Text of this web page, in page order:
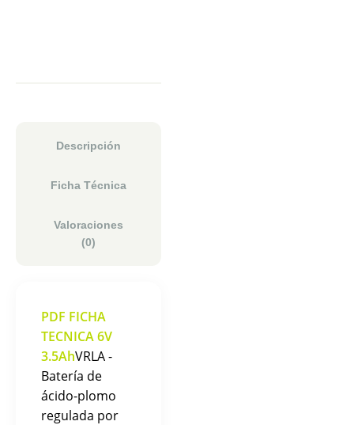
Descripción
Ficha Técnica
Valoraciones
(0)
PDF FICHA
TECNICA 6V
3.5AhVRLA -
Batería de
ácido-plomo
regulada por